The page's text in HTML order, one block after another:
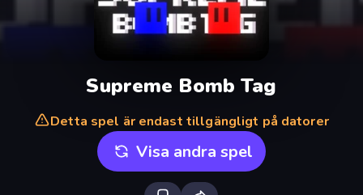
Supreme Bomb Tag
Detta spel är endast tillgängligt på datorer
Visa andra spel